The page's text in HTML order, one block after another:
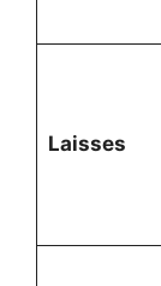
Laisses